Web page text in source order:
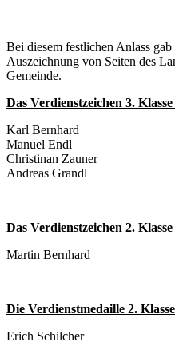
Bei diesem festlichen Anlass
Auszeichnung von Seiten des
Gemeinde.
Das Verdienstzeichen 3.
Karl Bernhard
Manuel Endl
Christinan Zauner
Andreas Grandl
Das Verdienstzeichen 2.
Martin Bernhard
Die Verdienstmedaille 2.
Erich Schilcher